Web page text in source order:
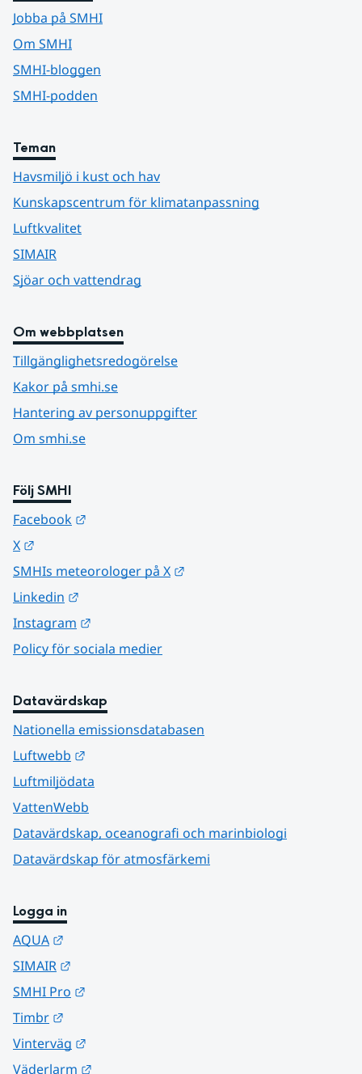
Jobba på SMHI
Om SMHI
SMHI-bloggen
SMHI-podden
Teman
Havsmiljö i kust och hav
Kunskapscentrum för klimatanpassning
Luftkvalitet
SIMAIR
Sjöar och vattendrag
Om webbplatsen
Tillgänglighetsredogörelse
Kakor på smhi.se
Hantering av personuppgifter
Om smhi.se
Följ SMHI
Facebook
X
SMHIs meteorologer på X
Linkedin
Instagram
Policy för sociala medier
Datavärdskap
Nationella emissionsdatabasen
Luftwebb
Luftmiljödata
VattenWebb
Datavärdskap, oceanografi och marinbiologi
Datavärdskap för atmosfärkemi
Logga in
AQUA
SIMAIR
SMHI Pro
Timbr
Vinterväg
Väderlarm